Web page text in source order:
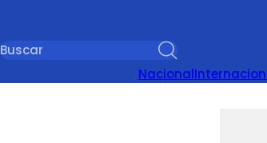
Nacional